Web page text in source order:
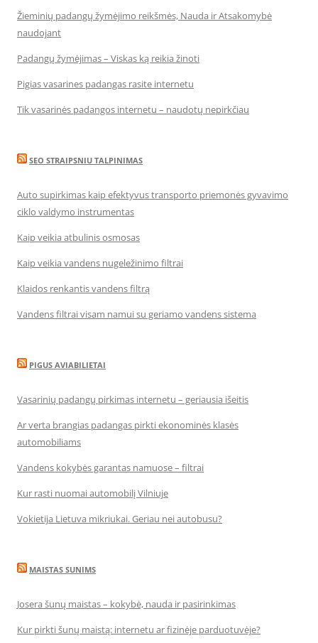
Žieminių padangų žymėjimo reikšmės, Nauda ir Atsakomybė
naudojant
Padangų žymėjimas – Viskas ką reikia žinoti
Pigias vasarines padangas rasite internetu
Tik vasarinės padangos internetu – naudotų nepirkčiau
SEO STRAIPSNIU TALPINIMAS
Auto supirkimas kaip efektyvus transporto priemonės gyvavimo
ciklo valdymo instrumentas
Kaip veikia atbulinis osmosas
Kaip veikia vandens nugeležinimo filtrai
Klaidos renkantis vandens filtrą
Vandens filtrai visam namui su geriamo vandens sistema
PIGUS AVIABILIETAI
Vasarinių padangų pirkimas internetu – geriausia išeitis
Ar verta brangias padangas pirkti ekonominės klasės
automobiliams
Vandens kokybės garantas namuose – filtrai
Kur rasti nuomai automobilį Vilniuje
Vokietija Lietuva mikriukai. Geriau nei autobusu?
MAISTAS SUNIMS
Josera šunų maistas – kokybė, nauda ir pasirinkimas
Kur pirkti šunų maistą: internetu ar fizinėje parduotuvėje?